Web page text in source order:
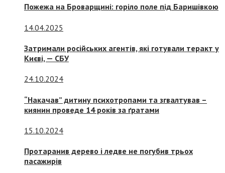
Пожежа на Броварщині: горіло поле під Баришівкою
14.04.2025
Затримали російських агентів, які готували теракт у
Києві, — СБУ
24.10.2024
“Накачав” дитину психотропами та згвалтував –
киянин проведе 14 років за ґратами
15.10.2024
Протаранив дерево і ледве не погубив трьох
пасажирів